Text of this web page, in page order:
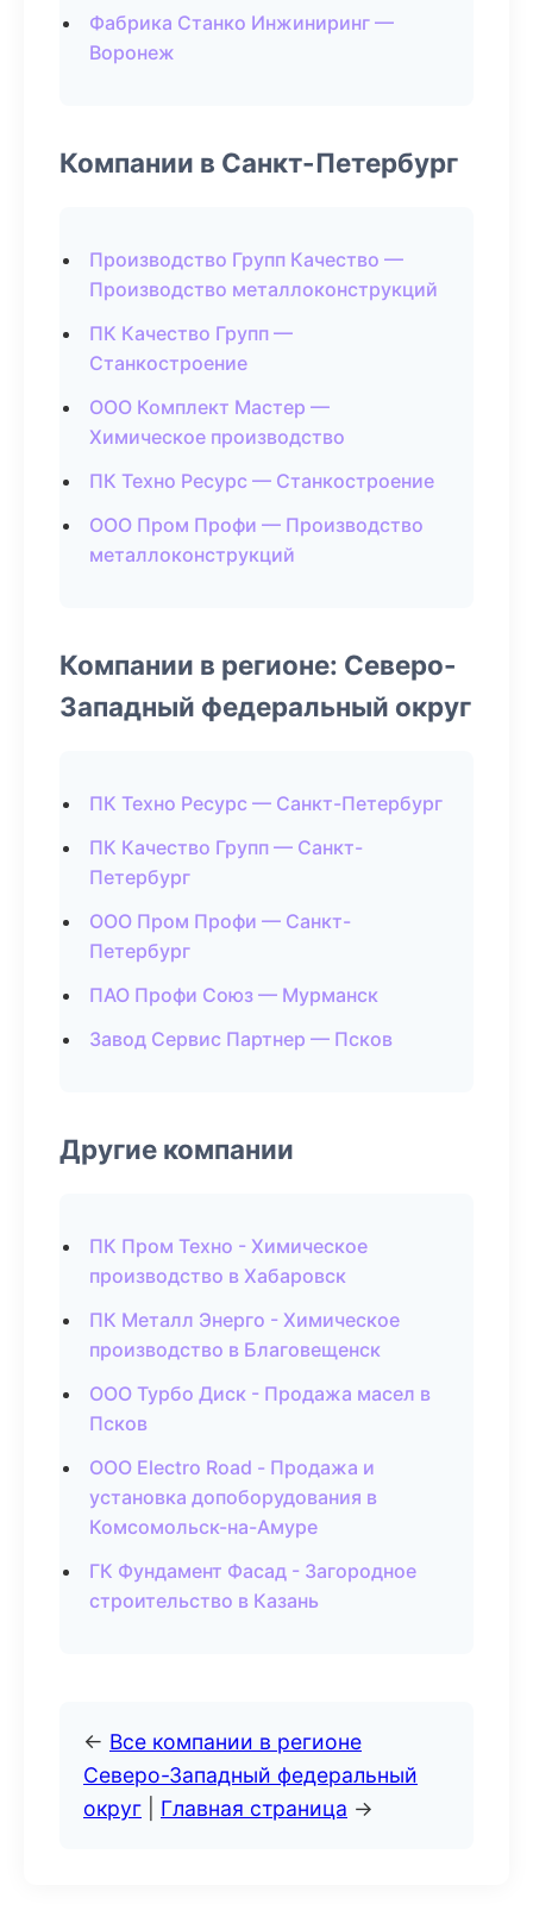
Фабрика Станко Инжиниринг —
Воронеж
Компании в Санкт-Петербург
Производство Групп Качество —
Производство металлоконструкций
ПК Качество Групп —
Станкостроение
ООО Комплект Мастер —
Химическое производство
ПК Техно Ресурс — Станкостроение
ООО Пром Профи — Производство
металлоконструкций
Компании в регионе: Северо-
Западный федеральный округ
ПК Техно Ресурс — Санкт-Петербург
ПК Качество Групп — Санкт-
Петербург
ООО Пром Профи — Санкт-
Петербург
ПАО Профи Союз — Мурманск
Завод Сервис Партнер — Псков
Другие компании
ПК Пром Техно - Химическое
производство в Хабаровск
ПК Металл Энерго - Химическое
производство в Благовещенск
ООО Турбо Диск - Продажа масел в
Псков
ООО Electro Road - Продажа и
установка допоборудования в
Комсомольск-на-Амуре
ГК Фундамент Фасад - Загородное
строительство в Казань
← Все компании в регионе
Северо-Западный федеральный
округ
Главная страница →